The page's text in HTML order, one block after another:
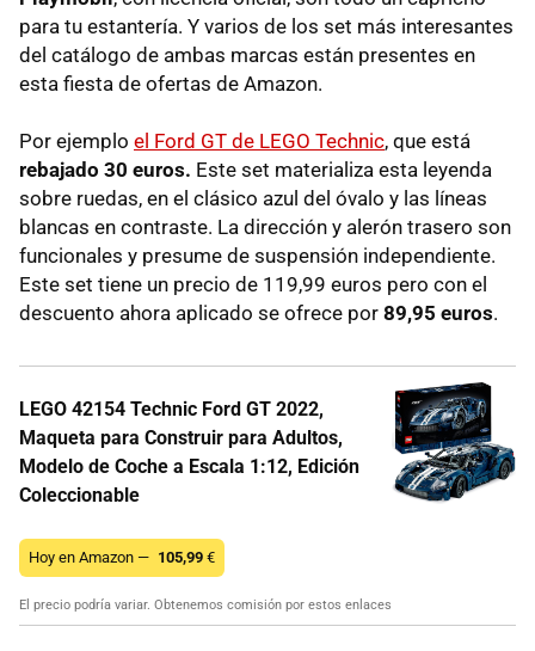
para tu estantería. Y varios de los set más interesantes
del catálogo de ambas marcas están presentes en
esta fiesta de ofertas de Amazon.
Por ejemplo el Ford GT de LEGO Technic, que está
rebajado 30 euros. Este set materializa esta leyenda
sobre ruedas, en el clásico azul del óvalo y las líneas
blancas en contraste. La dirección y alerón trasero son
funcionales y presume de suspensión independiente.
Este set tiene un precio de 119,99 euros pero con el
descuento ahora aplicado se ofrece por 89,95 euros.
LEGO 42154 Technic Ford GT 2022,
Maqueta para Construir para Adultos,
Modelo de Coche a Escala 1:12, Edición
Coleccionable
Hoy en Amazon — 105,99 €
El precio podría variar. Obtenemos comisión por estos enlaces